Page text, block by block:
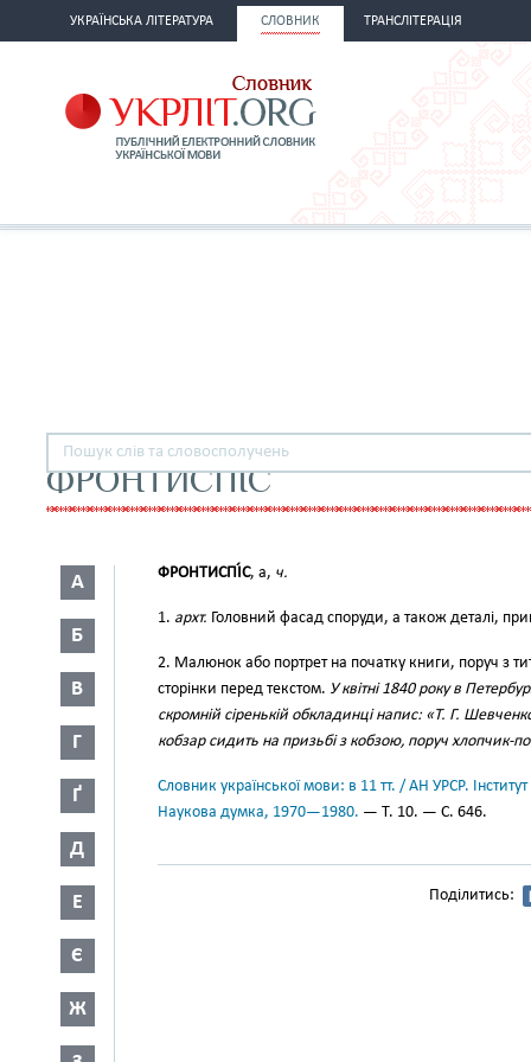
УКРАЇНСЬКА ЛІТЕРАТУРА СЛОВНИК ТРАНСЛІТЕРАЦІЯ
ФРОНТИСПІС
А
Б
В
Г
Ґ
Д
Е
Є
Ж
ФРОНТИСПІ́С, а, ч.
1. архт. Головний фасад споруди, а також деталі,
2. Малюнок або портрет на початку книги, поруч з
сторінки перед текстом. У квітні 1840 року в
скромній сіренькій обкладинці напис: «Т. Г.
кобзар сидить на призьбі з кобзою, поруч хлопчик-
Словник української мови: в 11 тт. / АН УРСР.
Наукова думка, 1970—1980. — Т. 10. — С. 646.
Поділитись: